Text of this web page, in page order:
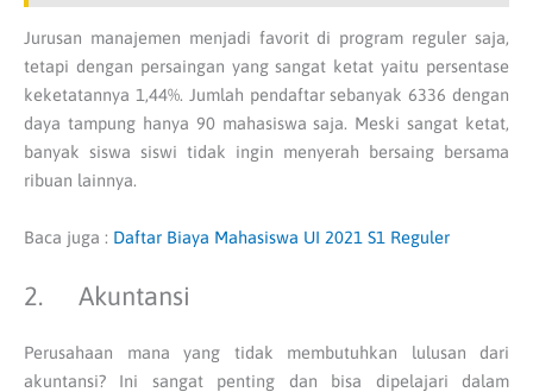
Jurusan manajemen menjadi favorit di program reguler saja,
tetapi dengan persaingan yang sangat ketat yaitu persentase
keketatannya 1,44%. Jumlah pendaftar sebanyak 6336 dengan
daya tampung hanya 90 mahasiswa saja. Meski sangat ketat,
banyak siswa siswi tidak ingin menyerah bersaing bersama
ribuan lainnya.
Baca juga : Daftar Biaya Mahasiswa UI 2021 S1 Reguler
2. Akuntansi
Perusahaan mana yang tidak membutuhkan lulusan dari
akuntansi? Ini sangat penting dan bisa dipelajari dalam